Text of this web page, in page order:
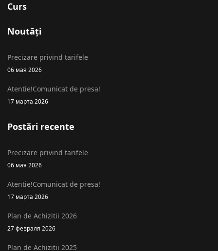
Curs
Noutăți
Precizare privind tarifele
06 мая 2026
Atentie!Comunicat de presa!
17 марта 2026
Postări recente
Precizare privind tarifele
06 мая 2026
Atentie!Comunicat de presa!
17 марта 2026
Plan de Achizitii 2026
27 февраля 2026
Plan de Achizitii 2025